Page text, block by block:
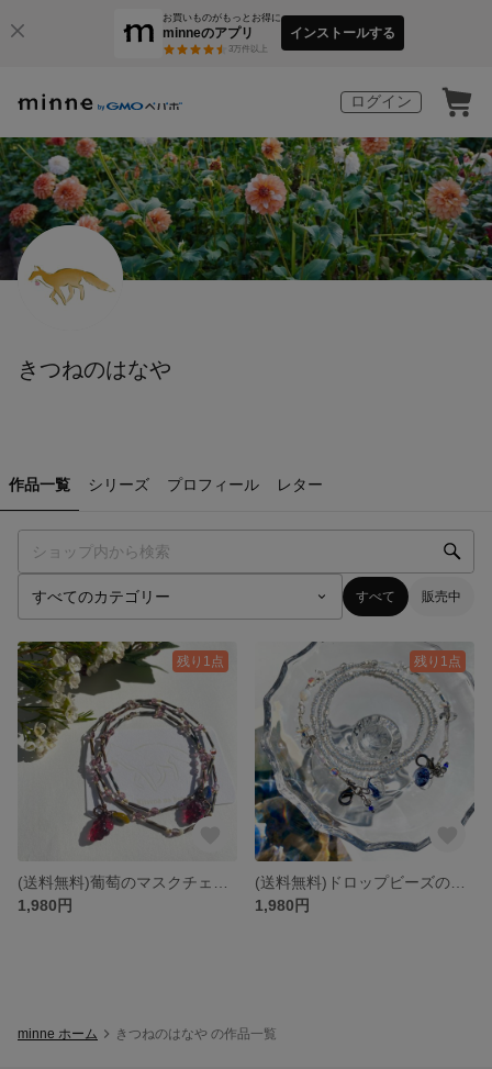
お買いものがもっとお得に
minneのアプリ
3万件以上
インストールする
ログイン
きつねのはなや
作品一覧 シリーズ プロフィール レター
すべて 販売中
残り1点
1,980円
残り1点
1,980円
minne ホーム きつねのはなや の作品一覧